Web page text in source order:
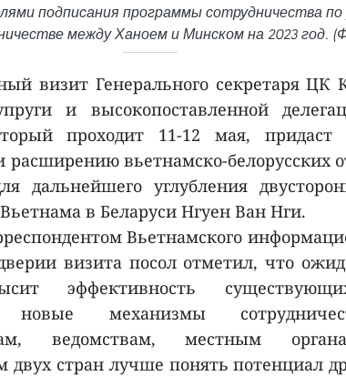
подписания программы сотрудничества по
между Ханоем и Минском на 2023 год.
визит Генерального секретаря
и высокопоставленной
проходит 11-12 мая,
расширению вьетнамско-белорусских
дальнейшего углубления
в Беларуси Нгуен Ван Нги.
Вьетнамского
визита посол отметил, что
эффективность
новые механизмы
ведомствам, местным
двух стран лучше понять потенциал